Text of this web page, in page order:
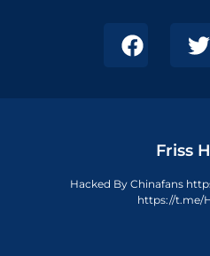
Friss
Hacked By Chinafans
https://t.me/